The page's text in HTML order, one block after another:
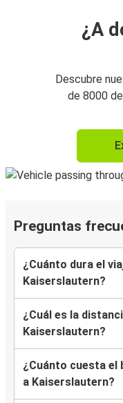
¿A
Descubre
de 8000
Preguntas
¿Cuánto dura el
Kaiserslautern?
¿Cuál es la
Kaiserslautern?
¿Cuánto cuesta el
a Kaiserslautern?